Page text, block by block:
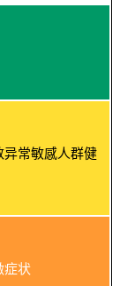
常敏感人群健
症状